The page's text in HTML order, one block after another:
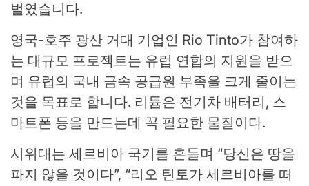
벌였습니다.
영국-호주 광산 거대 기업인 Rio Tinto가 참여하
는 대규모 프로젝트는 유럽 연합의 지원을 받으
며 유럽의 국내 금속 공급원 부족을 크게 줄이는
것을 목표로 합니다. 리튬은 전기차 배터리, 스
마트폰 등을 만드는데 꼭 필요한 물질이다.
시위대는 세르비아 국기를 흔들며 “당신은 땅을
파지 않을 것이다”, “리오 틴토가 세르비아를 떠